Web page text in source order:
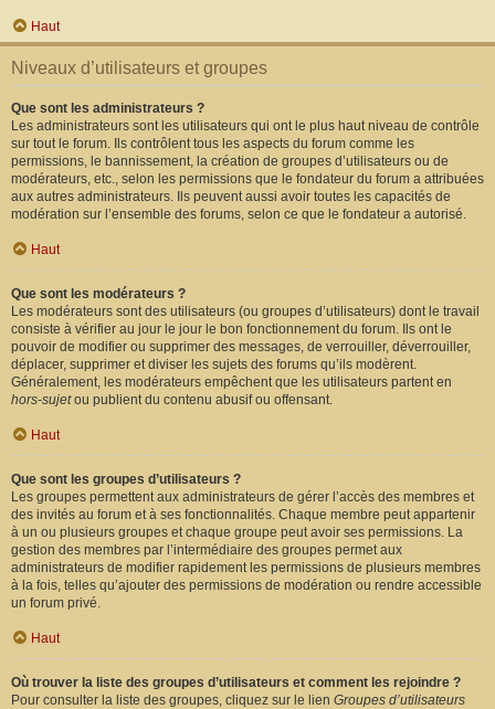
Haut
Niveaux d’utilisateurs et groupes
Que sont les administrateurs ?
Les administrateurs sont les utilisateurs qui ont le plus haut niveau de contrôle
sur tout le forum. Ils contrôlent tous les aspects du forum comme les
permissions, le bannissement, la création de groupes d’utilisateurs ou de
modérateurs, etc., selon les permissions que le fondateur du forum a attribuées
aux autres administrateurs. Ils peuvent aussi avoir toutes les capacités de
modération sur l’ensemble des forums, selon ce que le fondateur a autorisé.
Haut
Que sont les modérateurs ?
Les modérateurs sont des utilisateurs (ou groupes d’utilisateurs) dont le travail
consiste à vérifier au jour le jour le bon fonctionnement du forum. Ils ont le
pouvoir de modifier ou supprimer des messages, de verrouiller, déverrouiller,
déplacer, supprimer et diviser les sujets des forums qu’ils modèrent.
Généralement, les modérateurs empêchent que les utilisateurs partent en
hors-sujetou publient du contenu abusif ou offensant.
Haut
Que sont les groupes d’utilisateurs ?
Les groupes permettent aux administrateurs de gérer l’accès des membres et
des invités au forum et à ses fonctionnalités. Chaque membre peut appartenir
à un ou plusieurs groupes et chaque groupe peut avoir ses permissions. La
gestion des membres par l’intermédiaire des groupes permet aux
administrateurs de modifier rapidement les permissions de plusieurs membres
à la fois, telles qu’ajouter des permissions de modération ou rendre accessible
un forum privé.
Haut
Où trouver la liste des groupes d’utilisateurs et comment les rejoindre ?
Pour consulter la liste des groupes, cliquez sur le lien Groupes d’utilisateurs